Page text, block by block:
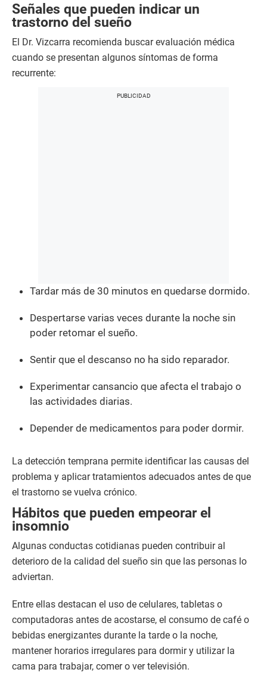
Señales que pueden indicar un
trastorno del sueño
El Dr. Vizcarra recomienda buscar evaluación médica
cuando se presentan algunos síntomas de forma
recurrente:
Tardar más de 30 minutos en quedarse dormido.
Despertarse varias veces durante la noche sin
poder retomar el sueño.
Sentir que el descanso no ha sido reparador.
Experimentar cansancio que afecta el trabajo o
las actividades diarias.
Depender de medicamentos para poder dormir.
La detección temprana permite identificar las causas del
problema y aplicar tratamientos adecuados antes de que
el trastorno se vuelva crónico.
Hábitos que pueden empeorar el
insomnio
Algunas conductas cotidianas pueden contribuir al
deterioro de la calidad del sueño sin que las personas lo
adviertan.
Entre ellas destacan el uso de celulares, tabletas o
computadoras antes de acostarse, el consumo de café o
bebidas energizantes durante la tarde o la noche,
mantener horarios irregulares para dormir y utilizar la
cama para trabajar, comer o ver televisión.